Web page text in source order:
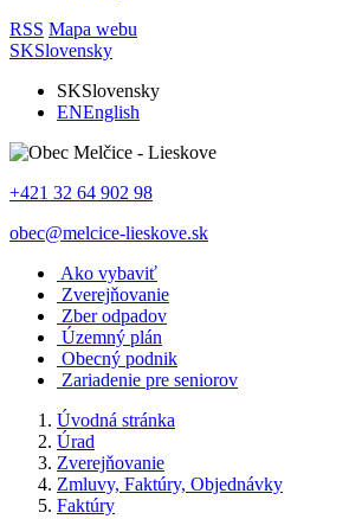
RSS Mapa webu
SKSlovensky
SKSlovensky
ENEnglish
+421 32 64 902 98
obec@melcice-lieskove.sk
Ako vybaviť
Zverejňovanie
Zber odpadov
Územný plán
Obecný podnik
Zariadenie pre seniorov
Úvodná stránka
Úrad
Zverejňovanie
Zmluvy, Faktúry, Objednávky
Faktúry